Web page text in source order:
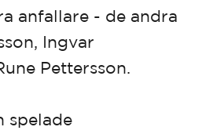
anfallare - de andra
Ingvar
Pettersson.
spelade